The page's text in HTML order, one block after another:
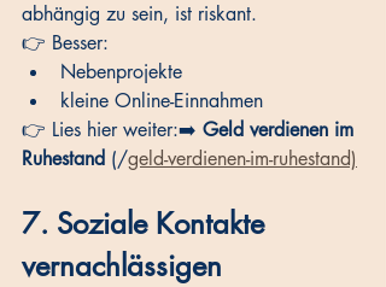
abhängig zu sein, ist riskant.
👉 Besser:
Nebenprojekte
kleine Online-Einnahmen
👉 Lies hier weiter:➡️ Geld verdienen im
Ruhestand (/geld-verdienen-im-ruhestand)
7. Soziale Kontakte
vernachlässigen